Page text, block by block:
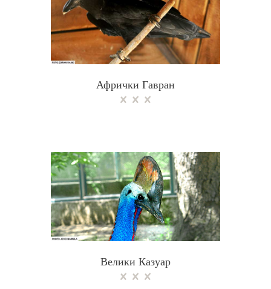
Афрички Гавран
Велики Казуар